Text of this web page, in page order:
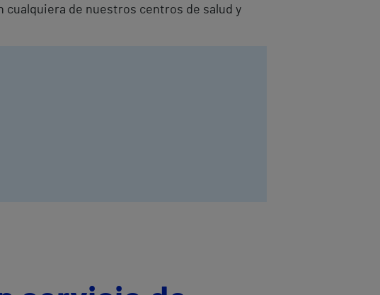
de nuestros centros de salud y